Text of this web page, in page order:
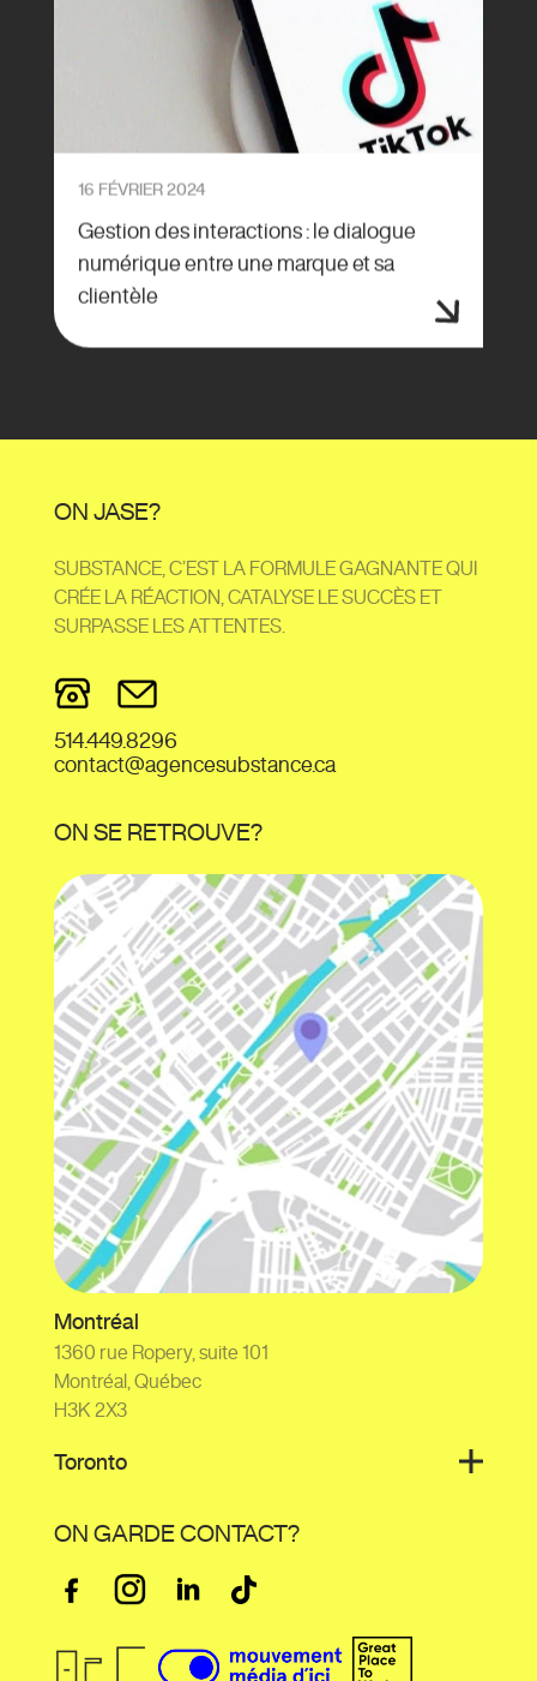
16 FÉVRIER 2024
Gestion des interactions : le dialogue
numérique entre une marque et sa
clientèle
ON JASE?
SUBSTANCE, C’EST LA FORMULE GAGNANTE QUI
CRÉE LA RÉACTION, CATALYSE LE SUCCÈS ET
SURPASSE LES ATTENTES.
514.449.8296
contact@agencesubstance.ca
ON SE RETROUVE?
Montréal
1360 rue Ropery, suite 101
Montréal, Québec
H3K 2X3
Toronto
ON GARDE CONTACT?